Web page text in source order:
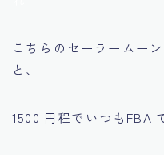
こちらのセーラームー
と、
1500 円程でいつもFBA